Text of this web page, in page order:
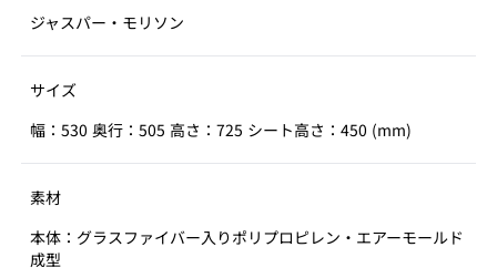
ジャスパー・モリソン
サイズ
幅：530 奥行：505 高さ：725 シート高さ：450 (mm)
素材
本体：グラスファイバー入りポリプロピレン・エアーモールド
成型